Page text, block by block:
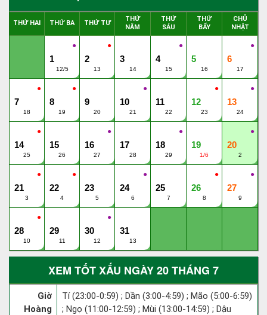
THỨ HAI THỨ BA THỨ TƯ
THỨ
NĂM
THỨ
SÁU
THỨ
BẨY
CHỦ
NHẬT
●
1
12/5
●
2
13
3
14
●
4
15
5
16
●
6
17
●
7
18
●
8
19
9
20
●
10
21
11
22
●
12
23
●
13
24
●
14
25
15
26
●
16
27
17
28
●
18
29
19
1/6
●
20
2
●
21
3
●
22
4
23
5
●
24
6
25
7
●
26
8
●
27
9
●
28
10
29
11
●
30
12
31
13
XEM TỐT XẤU NGÀY 20 THÁNG 7
Giờ
Hoàng
Tí (23:00-0:59) ; Dần (3:00-4:59) ; Mão (5:00-6:59)
; Ngọ (11:00-12:59) ; Mùi (13:00-14:59) ; Dậu